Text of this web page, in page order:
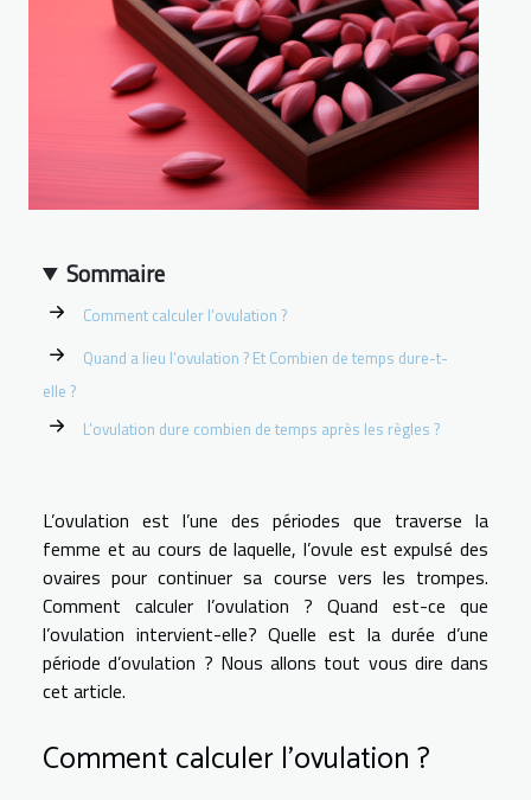
Sommaire
Comment calculer l’ovulation ?
Quand a lieu l’ovulation ? Et Combien de temps dure-t-
elle ?
L’ovulation dure combien de temps après les règles ?
L’ovulation est l’une des périodes que traverse la
femme et au cours de laquelle, l’ovule est expulsé des
ovaires pour continuer sa course vers les trompes.
Comment calculer l’ovulation ? Quand est-ce que
l’ovulation intervient-elle? Quelle est la durée d’une
période d’ovulation ? Nous allons tout vous dire dans
cet article.
Comment calculer l’ovulation ?